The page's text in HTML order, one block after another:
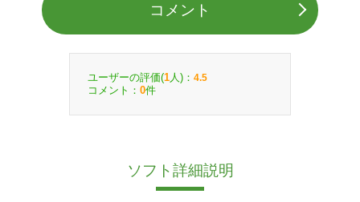
コメント
ユーザーの評価(1 人)： 4.5
コメント： 0件
ソフト詳細説明